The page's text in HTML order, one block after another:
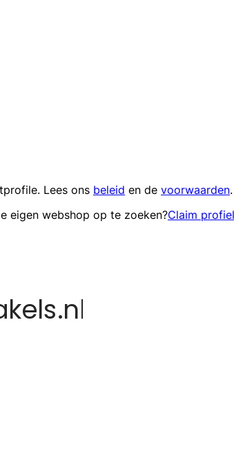
. Lees ons beleid en de voorwaarden.
eigen webshop op te zoeken?Claim profiel